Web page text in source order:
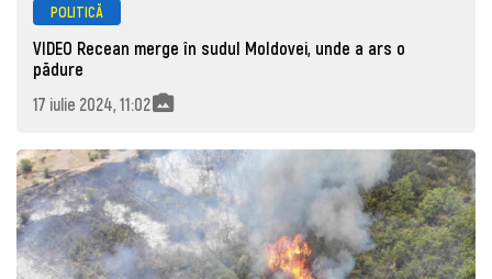
POLITICĂ
VIDEO Recean merge în sudul Moldovei, unde a ars o
pădure
17 iulie 2024, 11:02